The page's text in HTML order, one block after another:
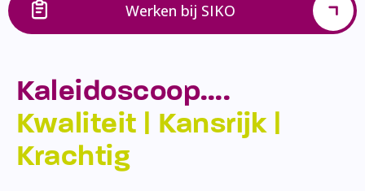
Werken bij SIKO
Kaleidoscoop….
Kwaliteit | Kansrijk |
Krachtig